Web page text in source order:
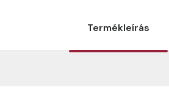
Termékleírás